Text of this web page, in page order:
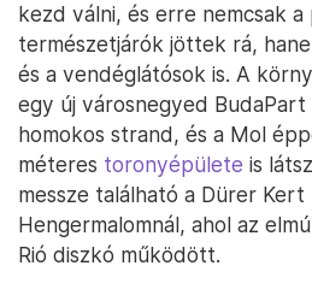
kezd válni, és erre nemcsak
természetjárók jöttek rá,
és a vendéglátósok is. A
egy új városnegyed BudaPart
homokos strand, és a Mol
méteres toronyépülete is
messze található a Dürer Kert
Hengermalomnál, ahol az
Rió diszkó működött.